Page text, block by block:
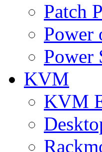
Patch
Power
Power
KVM
KVM